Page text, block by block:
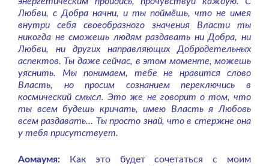
Любви, с Добра начни, и ты поймёшь, что не имея
внутри себя своеобразного значения Власти ты
никогда не сможешь людям раздавать ни Добра, ни
Любви, ни других направляющих Добродетельных
аспектов. Ты даже сейчас, в этом моменте, можешь
уяснить. Мы понимаем, тебе не нравится слово
Власть, но просим сознанием переключись в
космический смысл. Это же не говорит о том, что
ты всем будешь кричать, имею Власть я Любовь
всем раздавать… Ты просто знай, что в стержне она
у тебя присутствует.
Аомаумя: Как это будет сочетаться с моим